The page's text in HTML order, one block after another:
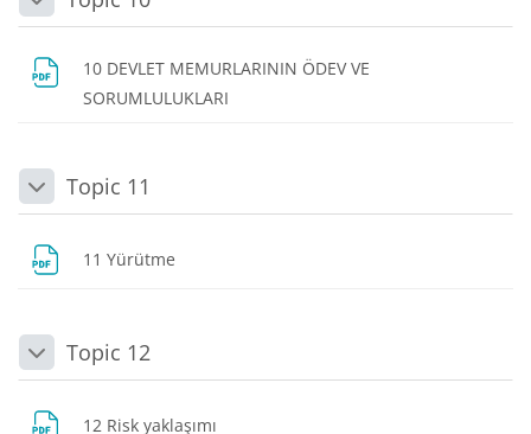
Daralt
10 DEVLET MEMURLARININ ÖDEV VE
SORUMLULUKLARI
DaraltTopic 11
11 Yürütme
DaraltTopic 12
12 Risk yaklaşımı